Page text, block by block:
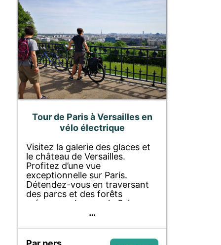
Tour de Paris à Versailles en
vélo électrique
Visitez la galerie des glaces et
le château de Versailles.
Profitez d’une vue
exceptionnelle sur Paris.
Détendez-vous en traversant
des parcs et des forêts
méconnus. Longez la Seine
sans effort à vélo électrique.
le Marché Notre-Dame de
Versailles et déjeunez au bord
…